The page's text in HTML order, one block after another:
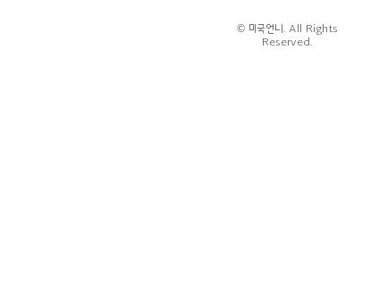
© 미국언니. All Rights
Reserved.